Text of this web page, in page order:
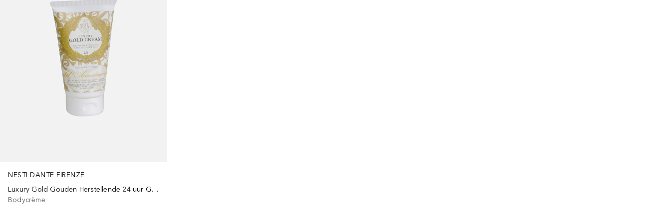
NESTI DANTE FIRENZE
Luxury Gold Gouden Herstellende 24 uur Gezichts- & Lichaamscrème
Bodycrème